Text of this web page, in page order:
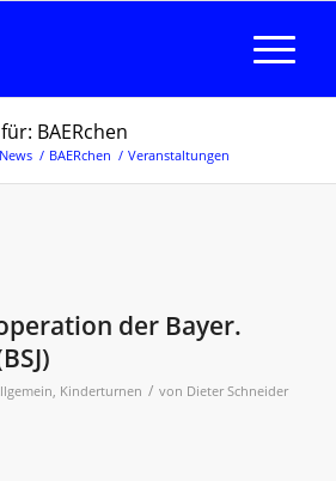
BAERchen
News / BAERchen / Veranstaltungen
der Bayer.
, Kinderturnen / von Dieter Schneider